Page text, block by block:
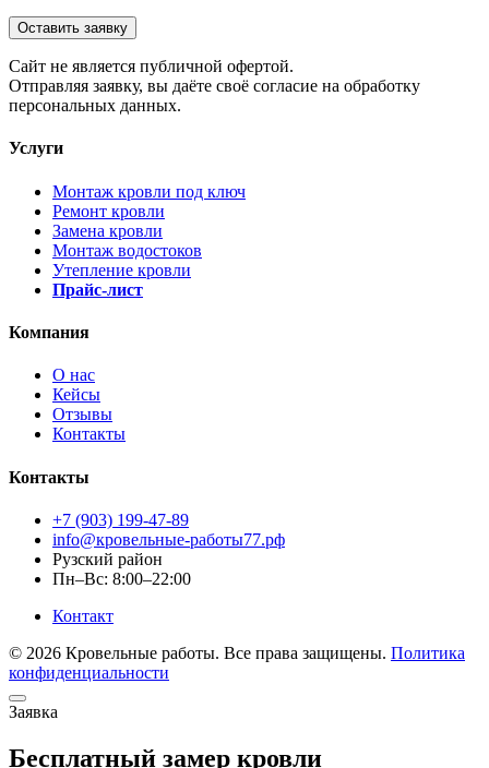
Оставить заявку
Cайт не является публичной офертой.
Отправляя заявку, вы даёте своё согласие на обработку
персональных данных.
Услуги
Монтаж кровли под ключ
Ремонт кровли
Замена кровли
Монтаж водостоков
Утепление кровли
Прайс-лист
Компания
О нас
Кейсы
Отзывы
Контакты
Контакты
+7 (903) 199-47-89
info@кровельные-работы77.рф
Рузский район
Пн–Вс: 8:00–22:00
Контакт
© 2026 Кровельные работы. Все права защищены. Политика
конфиденциальности
Заявка
Бесплатный замер кровли